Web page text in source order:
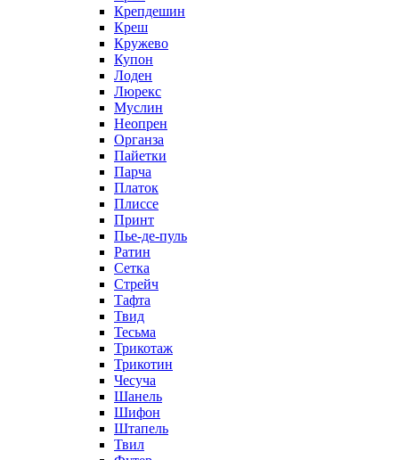
Крепдешин
Креш
Кружево
Купон
Лоден
Люрекс
Муслин
Неопрен
Органза
Пайетки
Парча
Платок
Плиссе
Принт
Пье-де-пуль
Ратин
Сетка
Стрейч
Тафта
Твид
Тесьма
Трикотаж
Трикотин
Чесуча
Шанель
Шифон
Штапель
Твил